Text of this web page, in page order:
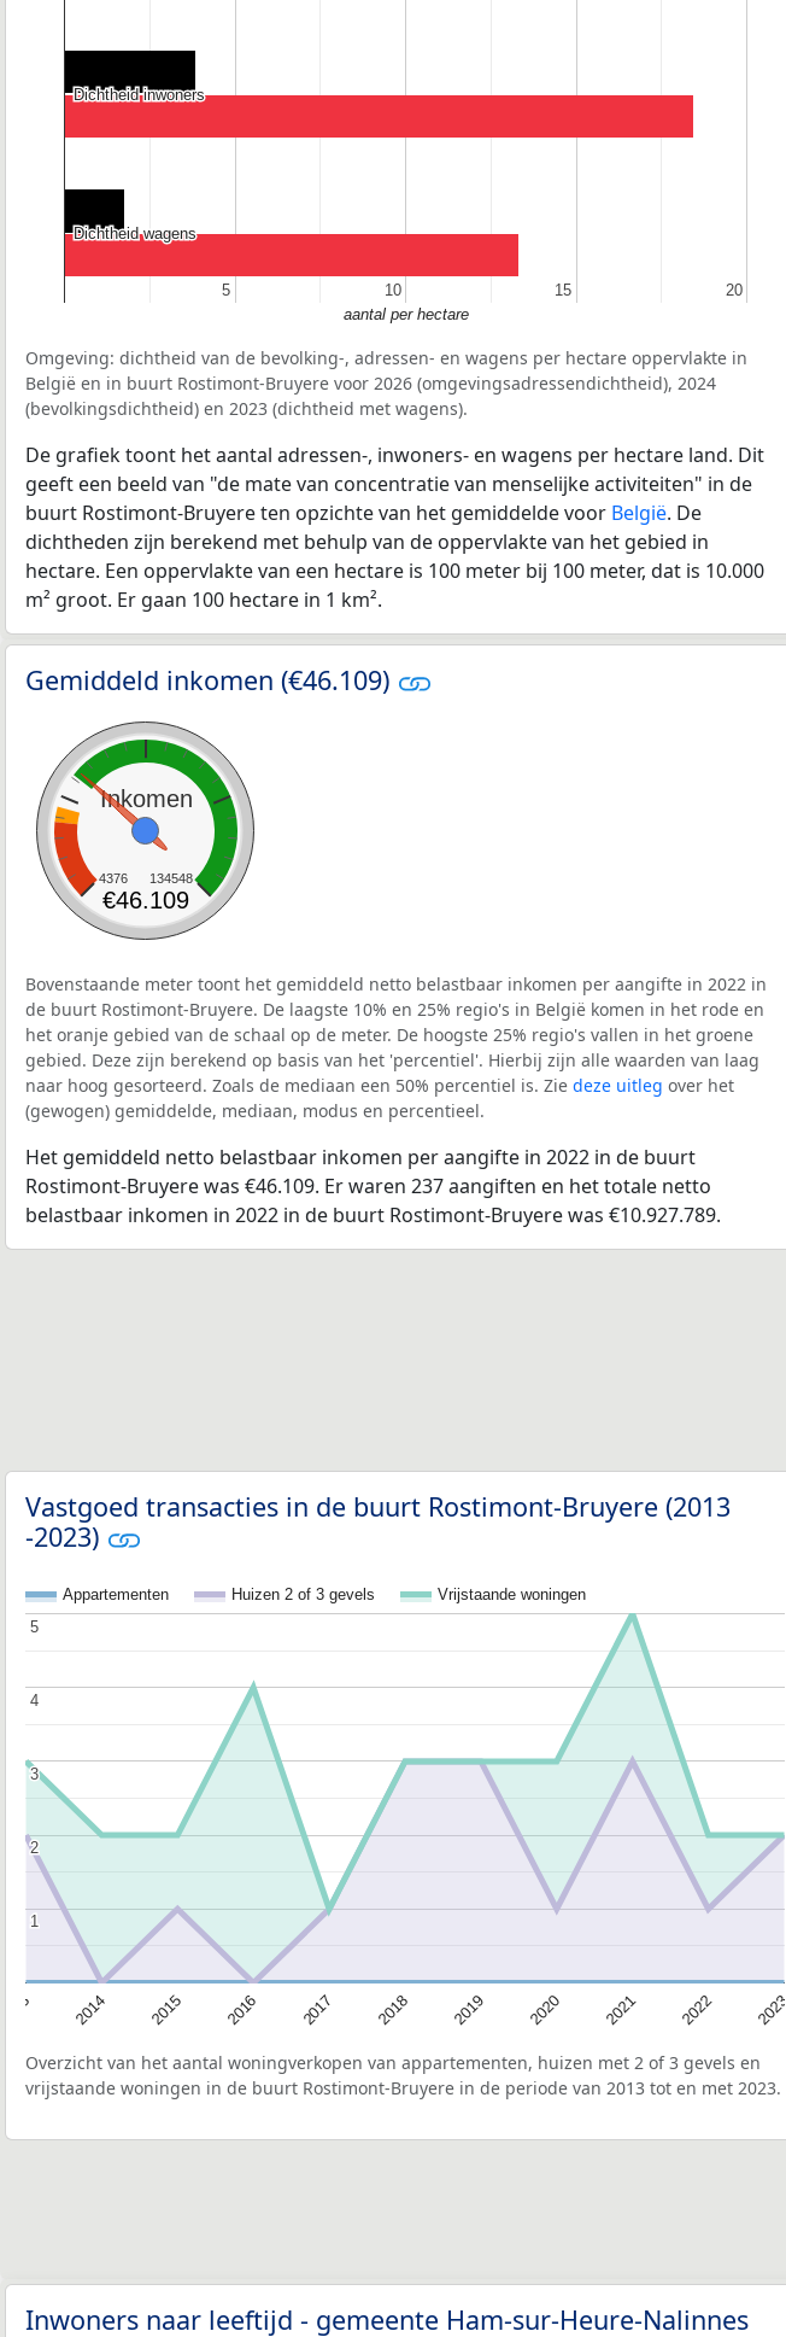
5
5 10
10 15
15 20
20
Dichtheid inwoners
Dichtheid inwoners
Dichtheid wagens
Dichtheid wagens
aantal per hectare
Omgeving: dichtheid van de bevolking-, adressen- en wagens per hectare oppervlakte in
België en in buurt Rostimont-Bruyere voor 2026 (omgevingsadressendichtheid), 2024
(bevolkingsdichtheid) en 2023 (dichtheid met wagens).
De grafiek toont het aantal adressen-, inwoners- en wagens per hectare land. Dit
geeft een beeld van "de mate van concentratie van menselijke activiteiten" in de
buurt Rostimont-Bruyere ten opzichte van het gemiddelde voor België. De
dichtheden zijn berekend met behulp van de oppervlakte van het gebied in
hectare. Een oppervlakte van een hectare is 100 meter bij 100 meter, dat is 10.000
m² groot. Er gaan 100 hectare in 1 km².
Gemiddeld inkomen (€46.109)
Inkomen
4376 134548
€46.109
Bovenstaande meter toont het gemiddeld netto belastbaar inkomen per aangifte in 2022 in
de buurt Rostimont-Bruyere. De laagste 10% en 25% regio's in België komen in het rode en
het oranje gebied van de schaal op de meter. De hoogste 25% regio's vallen in het groene
gebied. Deze zijn berekend op basis van het 'percentiel'. Hierbij zijn alle waarden van laag
naar hoog gesorteerd. Zoals de mediaan een 50% percentiel is. Zie deze uitleg over het
(gewogen) gemiddelde, mediaan, modus en percentieel.
Het gemiddeld netto belastbaar inkomen per aangifte in 2022 in de buurt
Rostimont-Bruyere was €46.109. Er waren 237 aangiften en het totale netto
belastbaar inkomen in 2022 in de buurt Rostimont-Bruyere was €10.927.789.
Vastgoed transacties in de buurt Rostimont-Bruyere (2013
-2023)
Appartementen Huizen 2 of 3 gevels Vrijstaande woningen
2014 2015 2016 2017 2018 2019 2020 2021 2022 2023
1
1
2
2
3
3
4
4
5
5
Overzicht van het aantal woningverkopen van appartementen, huizen met 2 of 3 gevels en
vrijstaande woningen in de buurt Rostimont-Bruyere in de periode van 2013 tot en met 2023.
Inwoners naar leeftijd - gemeente Ham-sur-Heure-Nalinnes